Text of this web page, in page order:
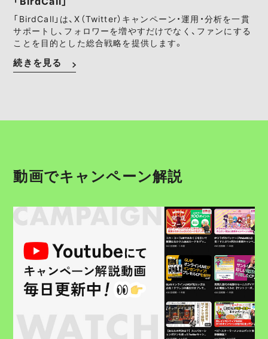
「BirdCall」は、X（Twitter）キャンペーン・運用・分析を一貫
サポートし、フォロワーを増やすだけでなく、ファンにする
ことを目的とした総合戦略を提供します。
続きを見る
動画でキャンペーン解説